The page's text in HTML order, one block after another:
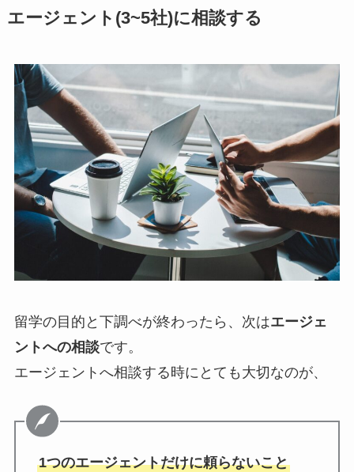
エージェント(3~5社)に相談する
留学の目的と下調べが終わったら、次はエージェ
ントへの相談です。
エージェントへ相談する時にとても大切なのが、
1つのエージェントだけに頼らないこと